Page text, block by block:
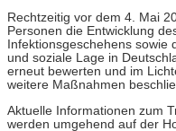
Rechtzeitig vor dem 4. Mai
Personen die Entwicklung
Infektionsgeschehens sowie
und soziale Lage in
erneut bewerten und im
weitere Maßnahmen
Aktuelle Informationen zum
werden umgehend auf der